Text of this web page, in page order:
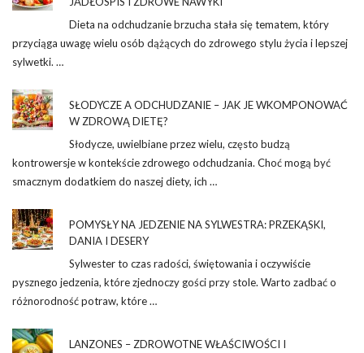
Dieta na odchudzanie brzucha stała się tematem, który
przyciąga uwagę wielu osób dążących do zdrowego stylu życia i lepszej
sylwetki. …
SŁODYCZE A ODCHUDZANIE – JAK JE WKOMPONOWAĆ
W ZDROWĄ DIETĘ?
Słodycze, uwielbiane przez wielu, często budzą
kontrowersje w kontekście zdrowego odchudzania. Choć mogą być
smacznym dodatkiem do naszej diety, ich …
POMYSŁY NA JEDZENIE NA SYLWESTRA: PRZEKĄSKI,
DANIA I DESERY
Sylwester to czas radości, świętowania i oczywiście
pysznego jedzenia, które zjednoczy gości przy stole. Warto zadbać o
różnorodność potraw, które …
LANZONES – ZDROWOTNE WŁAŚCIWOŚCI I